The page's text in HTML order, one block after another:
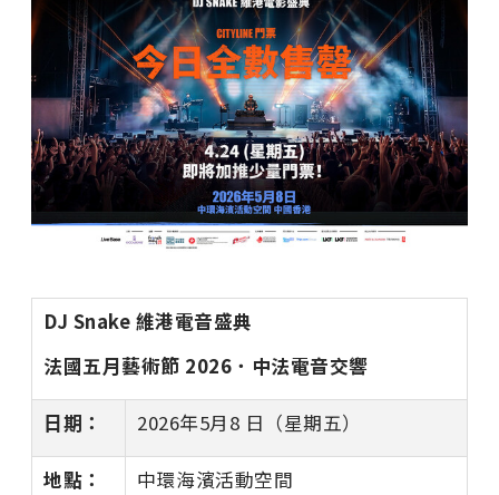
DJ Snake 維港電音盛典
法國五月藝術節 2026 ．中法電音交響
日期： 2026年5月8 日（星期五）
地點： 中環海濱活動空間